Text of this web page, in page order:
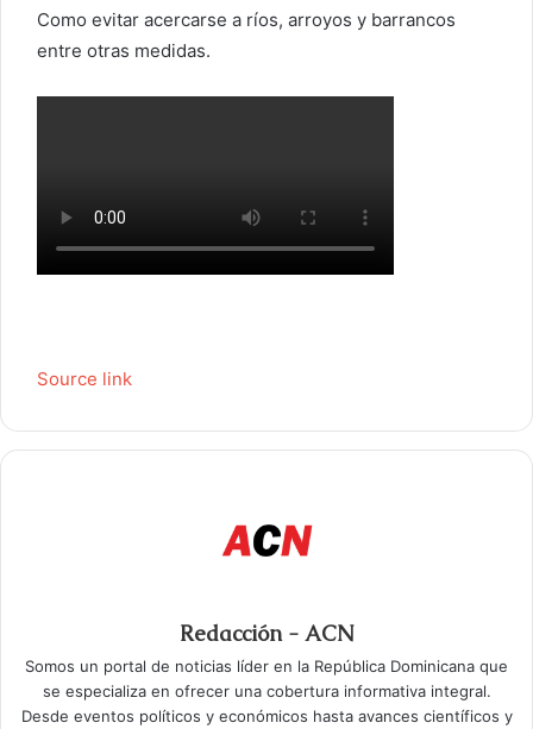
i
c
Como evitar acercarse a ríos, arroyos y barrancos
entre otras medidas.
Source link
Redacción - ACN
Somos un portal de noticias líder en la República Dominicana que
se especializa en ofrecer una cobertura informativa integral.
Desde eventos políticos y económicos hasta avances científicos y